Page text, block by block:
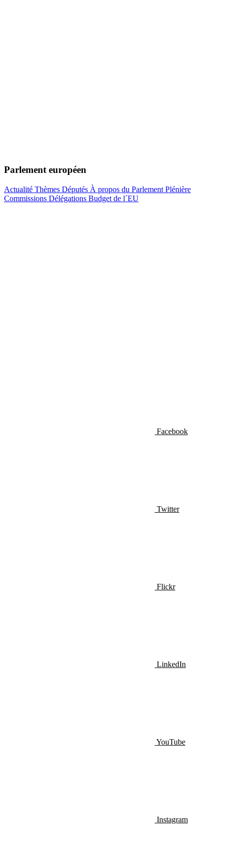
Parlement européen
Actualité Thèmes Députés À propos du Parlement Plénière
Commissions Délégations Budget de l´EU
Facebook
Twitter
Flickr
LinkedIn
YouTube
Instagram